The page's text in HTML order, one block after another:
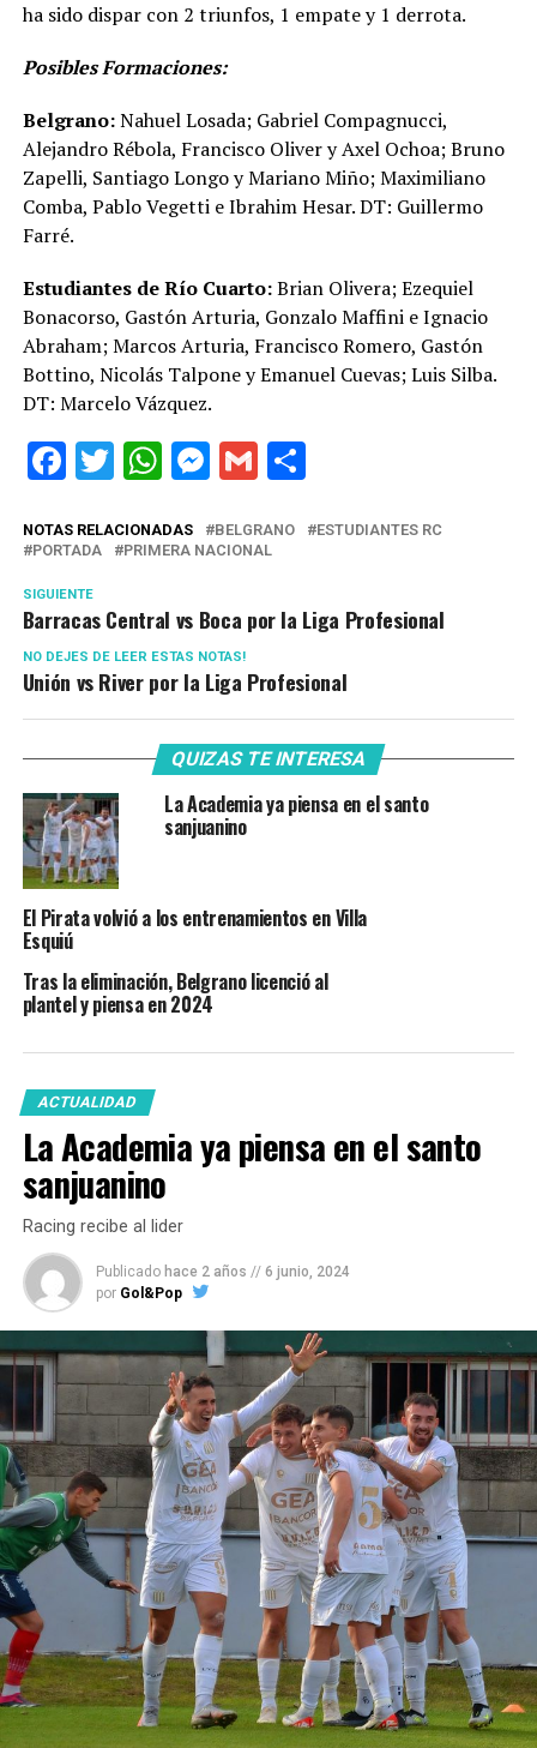
ha sido dispar con 2 triunfos, 1 empate y 1 derrota.
Posibles Formaciones:
Belgrano:Nahuel Losada; Gabriel Compagnucci,
Alejandro Rébola, Francisco Oliver y Axel Ochoa; Bruno
Zapelli, Santiago Longo y Mariano Miño; Maximiliano
Comba, Pablo Vegetti e Ibrahim Hesar. DT: Guillermo
Farré.
Estudiantes de Río Cuarto:Brian Olivera; Ezequiel
Bonacorso, Gastón Arturia, Gonzalo Maffini e Ignacio
Abraham; Marcos Arturia, Francisco Romero, Gastón
Bottino, Nicolás Talpone y Emanuel Cuevas; Luis Silba.
DT: Marcelo Vázquez.
Facebook
Twitter
WhatsApp
Messenger
GmailShare
NOTAS RELACIONADAS BELGRANO
ESTUDIANTES RC
PORTADA
PRIMERA NACIONAL
SIGUIENTE
Barracas Central vs Boca por la Liga Profesional
NO DEJES DE LEER ESTAS NOTAS!
Unión vs River por la Liga Profesional
QUIZAS TE INTERESA
La Academia ya piensa en el santo
sanjuanino
El Pirata volvió a los entrenamientos en Villa
Esquiú
Tras la eliminación, Belgrano licenció al
plantel y piensa en 2024
ACTUALIDAD
La Academia ya piensa en el santo
sanjuanino
Racing recibe al lider
Publicado hace 2 años // 6 junio, 2024
por Gol&Pop